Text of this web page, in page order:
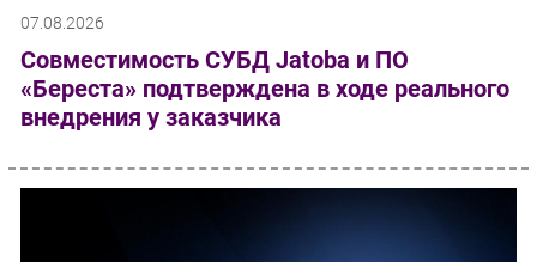
07.08.2026
Совместимость СУБД Jatoba и ПО
«Береста» подтверждена в ходе реального
внедрения у заказчика